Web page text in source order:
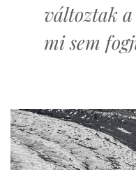
változtak
mi sem